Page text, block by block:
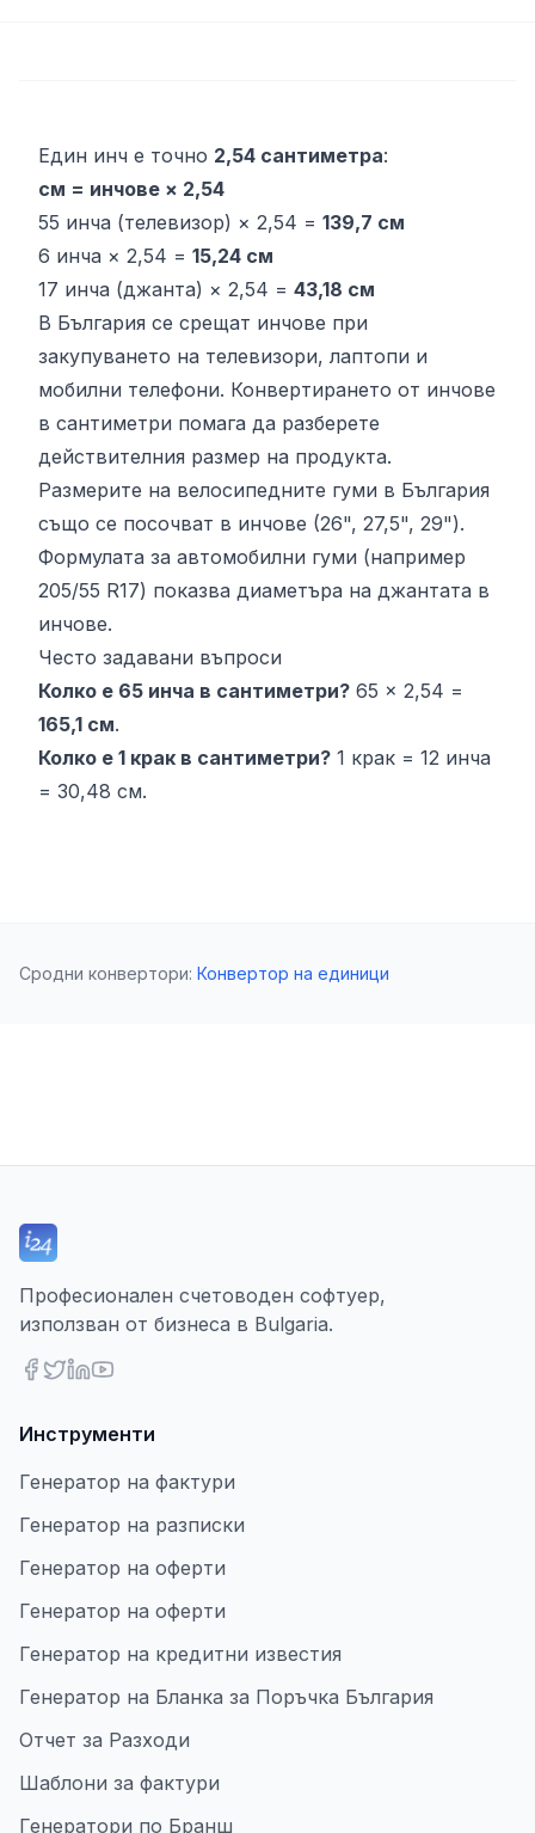
Един инч е точно 2,54 сантиметра:
см = инчове × 2,54
55 инча (телевизор) × 2,54 = 139,7 см
6 инча × 2,54 = 15,24 см
17 инча (джанта) × 2,54 = 43,18 см
В България се срещат инчове при
закупуването на телевизори, лаптопи и
мобилни телефони. Конвертирането от инчове
в сантиметри помага да разберете
действителния размер на продукта.
Размерите на велосипедните гуми в България
също се посочват в инчове (26", 27,5", 29").
Формулата за автомобилни гуми (например
205/55 R17) показва диаметъра на джантата в
инчове.
Често задавани въпроси
Колко е 65 инча в сантиметри? 65 × 2,54 =
165,1 см.
Колко е 1 крак в сантиметри? 1 крак = 12 инча
= 30,48 см.
Сродни конвертори: Конвертор на единици
Професионален счетоводен софтуер,
използван от бизнеса в Bulgaria.
Инструменти
Генератор на фактури
Генератор на разписки
Генератор на оферти
Генератор на оферти
Генератор на кредитни известия
Генератор на Бланка за Поръчка България
Отчет за Разходи
Шаблони за фактури
Генератори по Бранш